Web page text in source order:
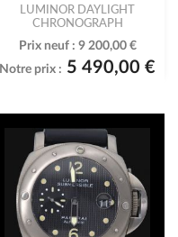
LUMINOR DAYLIGHT
CHRONOGRAPH
Prix neuf : 9 200,00 €
Notre prix : 5 490,00 €